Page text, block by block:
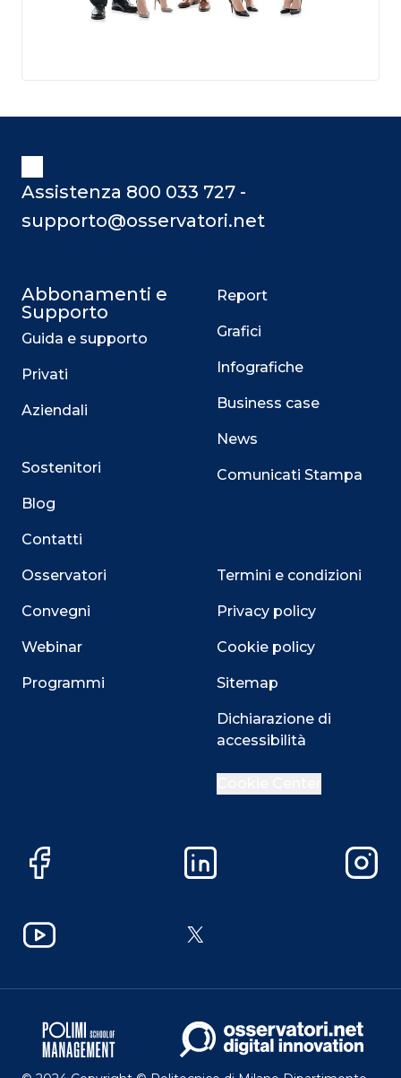
Assistenza 800 033 727 -
supporto@osservatori.net
Abbonamenti e
Supporto
Guida e supporto
Privati
Aziendali
Sostenitori
Blog
Contatti
Osservatori
Convegni
Webinar
Programmi
Report
Grafici
Infografiche
Business case
News
Comunicati Stampa
Termini e condizioni
Privacy policy
Cookie policy
Sitemap
Dichiarazione di
accessibilità
Facebook LinkedIn
YouTube X